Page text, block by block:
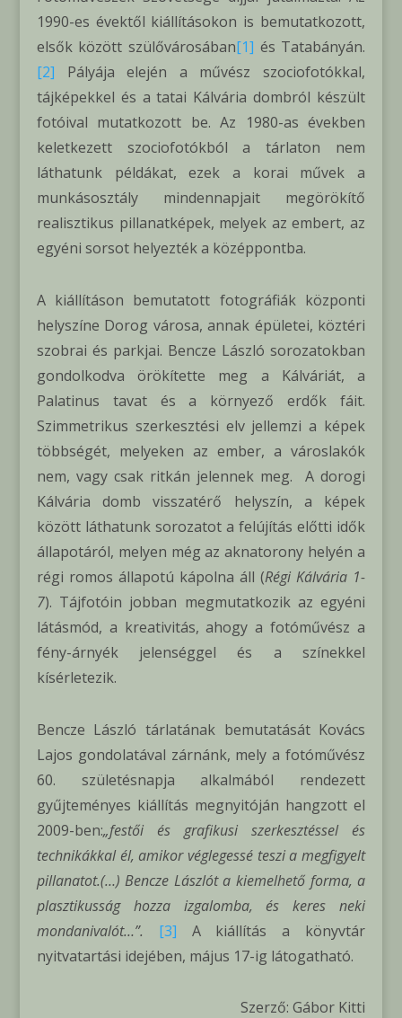
1990-es évektől kiállításokon is bemutatkozott,
elsők között szülővárosában[1] és Tatabányán.
[2] Pályája elején a művész szociofotókkal,
tájképekkel és a tatai Kálvária dombról készült
fotóival mutatkozott be. Az 1980-as években
keletkezett szociofotókból a tárlaton nem
láthatunk példákat, ezek a korai művek a
munkásosztály mindennapjait megörökítő
realisztikus pillanatképek, melyek az embert, az
egyéni sorsot helyezték a középpontba.
A kiállításon bemutatott fotográfiák központi
helyszíne Dorog városa, annak épületei, köztéri
szobrai és parkjai. Bencze László sorozatokban
gondolkodva örökítette meg a Kálváriát, a
Palatinus tavat és a környező erdők fáit.
Szimmetrikus szerkesztési elv jellemzi a képek
többségét, melyeken az ember, a városlakók
nem, vagy csak ritkán jelennek meg. A dorogi
Kálvária domb visszatérő helyszín, a képek
között láthatunk sorozatot a felújítás előtti idők
állapotáról, melyen még az aknatorony helyén a
régi romos állapotú kápolna áll (Régi Kálvária 1-
7). Tájfotóin jobban megmutatkozik az egyéni
látásmód, a kreativitás, ahogy a fotóművész a
fény-árnyék jelenséggel és a színekkel
kísérletezik.
Bencze László tárlatának bemutatását Kovács
Lajos gondolatával zárnánk, mely a fotóművész
60. születésnapja alkalmából rendezett
gyűjteményes kiállítás megnyitóján hangzott el
2009-ben:„festői és grafikusi szerkesztéssel és
technikákkal él, amikor véglegessé teszi a megfigyelt
pillanatot.(…) Bencze Lászlót a kiemelhető forma, a
plasztikusság hozza izgalomba, és keres neki
mondanivalót…”. [3] A kiállítás a könyvtár
nyitvatartási idejében, május 17-ig látogatható.
Szerző: Gábor Kitti